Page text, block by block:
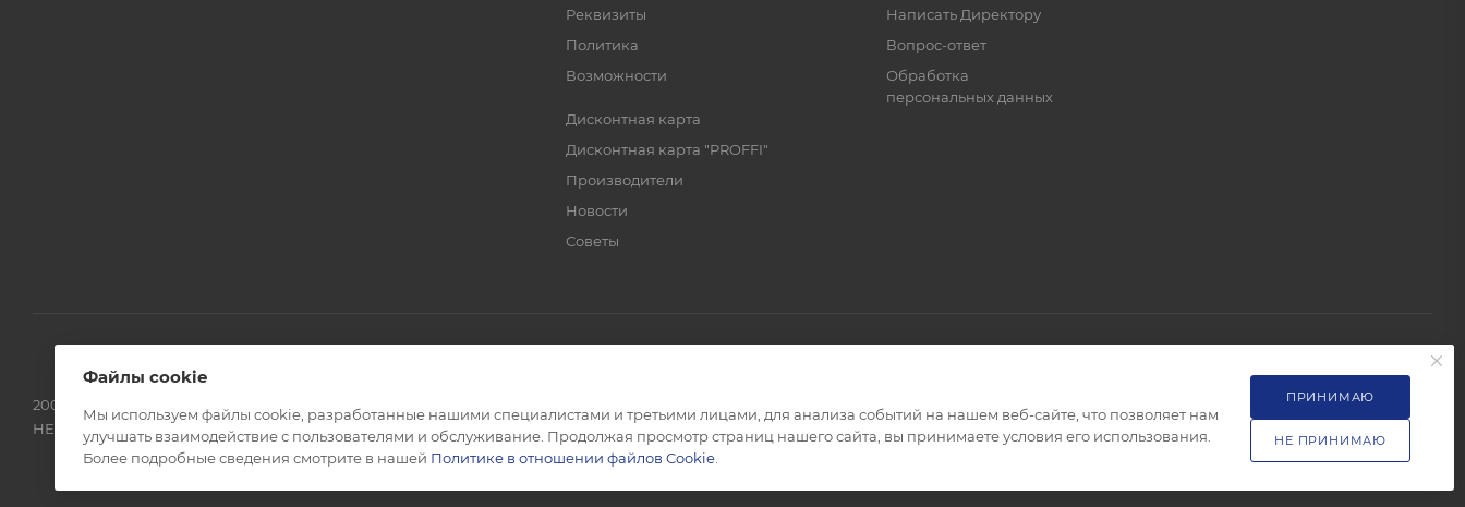
Реквизиты
Политика
Возможности
Дисконтная карта
Дисконтная карта "PROFFI"
Производители
Новости
Советы
Написать Директору
Вопрос-ответ
Обработка
персональных данных
2000-2025 © Строй Стиль - сеть магазинов строительно-отделочных материалов
НЕ СТОИТ ИСКАТЬ КАЧЕСТВО СТИЛЬ ЦЕНА ЭТО У НАС! НАШЛИ ДЕШЕВЛЕ? СНИЗИМ ЦЕНУ!
Файлы cookie
Мы используем файлы cookie, разработанные нашими специалистами и третьими лицами, для анализа событий на нашем веб-сайте, что позволяет нам
улучшать взаимодействие с пользователями и обслуживание. Продолжая просмотр страниц нашего сайта, вы принимаете условия его использования.
Более подробные сведения смотрите в нашей Политике в отношении файлов Cookie
ПРИНИМАЮ
НЕ ПРИНИМАЮ